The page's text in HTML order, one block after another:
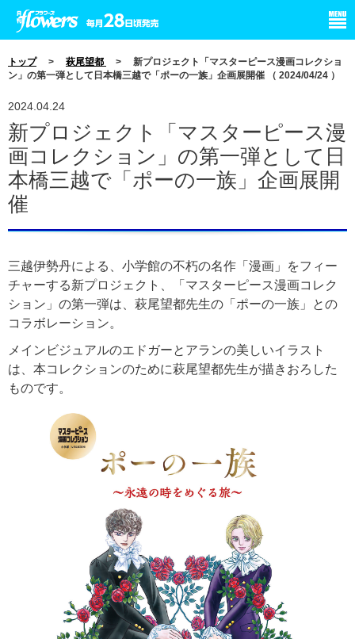
トップ> 萩尾望都
> 新プロジェクト「マスターピース漫画コレクショ
ン」の第一弾として日本橋三越で「ポーの一族」企画展開催 （ 2024/04/24 ）
2024.04.24
新プロジェクト「マスターピース漫
画コレクション」の第一弾として日
本橋三越で「ポーの一族」企画展開
催
三越伊勢丹による、小学館の不朽の名作「漫画」をフィー
チャーする新プロジェクト、「マスターピース漫画コレク
ション」の第一弾は、萩尾望都先生の「ポーの一族」との
コラボレーション。
メインビジュアルのエドガーとアランの美しいイラスト
は、本コレクションのために萩尾望都先生が描きおろした
ものです。